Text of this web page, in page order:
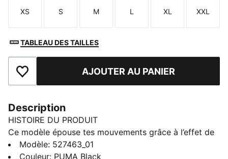
Taille
XS
Taille
S
Taille
M
Taille
L
Taille
XL
Taille
XXL
TABLEAU DES TAILLES
Ajouter aux favorisAJOUTER AU PANIER
Description
HISTOIRE DU PRODUIT
Ce modèle épouse tes mouvements grâce à l’effet de
compression SHAPELUXE et aux fibres LYCRA®
ADAPTIV, pour une coupe flatteuse qui s'adapte à ta
Modèle: 527463_01
Couleur: PUMA Black